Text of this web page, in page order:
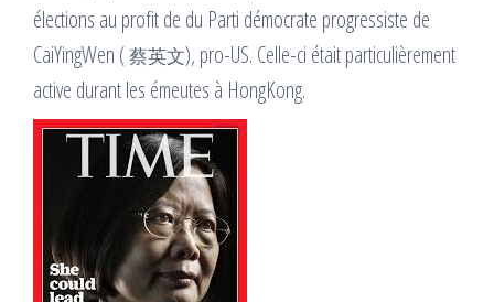
élections au profit de du Parti démocrate progressiste de
CaiYingWen (蔡英文), pro-US. Celle-ci était particulièrement
active durant les émeutes à HongKong.